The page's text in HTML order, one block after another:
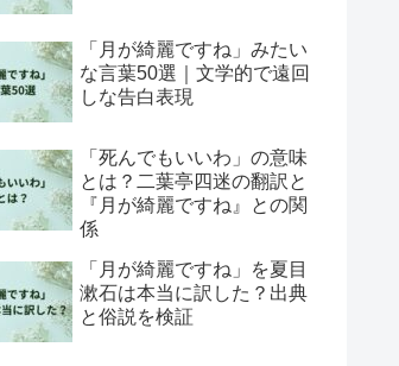
「月が綺麗ですね」みたい
な言葉50選｜文学的で遠回
しな告白表現
「死んでもいいわ」の意味
とは？二葉亭四迷の翻訳と
『月が綺麗ですね』との関
係
「月が綺麗ですね」を夏目
漱石は本当に訳した？出典
と俗説を検証